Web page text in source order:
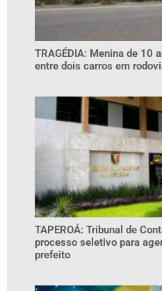
TRAGÉDIA: Menina de 10
entre dois carros em
TAPEROÁ: Tribunal de
processo seletivo para
prefeito